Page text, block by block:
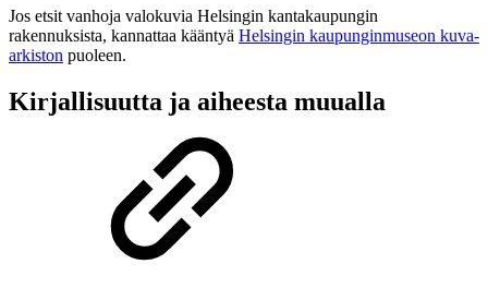
Jos etsit vanhoja valokuvia Helsingin kantakaupungin
rakennuksista, kannattaa kääntyä Helsingin kaupunginmuseon kuva-
arkiston puoleen.
Kirjallisuutta ja aiheesta muualla